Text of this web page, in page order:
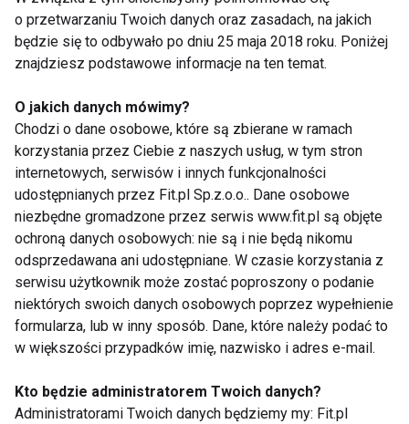
Najpopularniejsze formuły to:
Kremy (szczególnie transparentne,
Mgiełki/spraye
Emulsje
Sztyfty
Najczęściej wybierane marki to:
La Roche-Posay, Pharmaceris, Bioderma
Holika Holika, CeraVe, Ziaja
Polskie marki oferujące produkty z fotoprotekcją to
Dermika.
o przetwarzaniu Twoich danych oraz zasadach, na jakich
będzie się to odbywało po dniu 25 maja 2018 roku. Poniżej
znajdziesz podstawowe informacje na ten temat.
O jakich danych mówimy?
Chodzi o dane osobowe, które są zbierane w ramach
korzystania przez Ciebie z naszych usług, w tym stron
internetowych, serwisów i innych funkcjonalności
udostępnianych przez Fit.pl Sp.z.o.o.. Dane osobowe
niezbędne gromadzone przez serwis www.fit.pl są objęte
ochroną danych osobowych: nie są i nie będą nikomu
odsprzedawana ani udostępniane. W czasie korzystania z
serwisu użytkownik może zostać poproszony o podanie
niektórych swoich danych osobowych poprzez wypełnienie
formularza, lub w inny sposób. Dane, które należy podać to
w większości przypadków imię, nazwisko i adres e-mail.
Kto będzie administratorem Twoich danych?
Administratorami Twoich danych będziemy my: Fit.pl